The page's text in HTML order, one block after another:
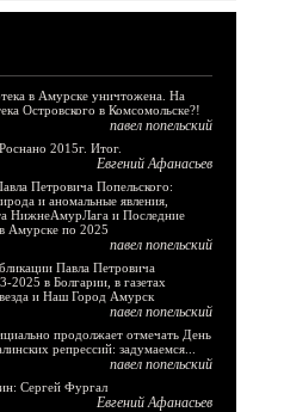
в Амурске уничтожена. На
Островского в Комсомольске?!
павел попельский
2015г. Итог.
Евгений Афанасьев
Петровича Попельского:
и аномальные явления,
НижнеАмурЛага и Последние
Амурске по 2025
павел попельский
Павла Петровича
2025 в Болгарии, в газетах
и Наш Город Амурск
павел попельский
продолжает отмечать День
репрессий: задумаемся...
павел попельский
Сергей Фургал
Евгений Афанасьев